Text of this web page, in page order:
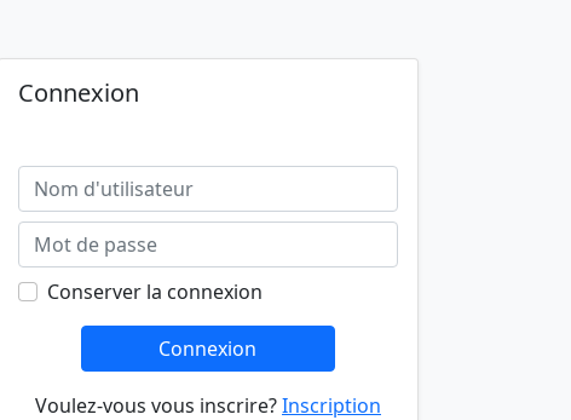
Connexion
Conserver la connexion
Connexion
Voulez-vous vous inscrire?Inscription